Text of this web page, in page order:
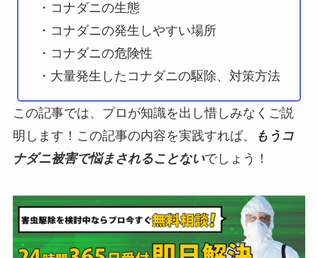
・コナダニの生態
・コナダニの発生しやすい場所
・コナダニの危険性
・大量発生したコナダニの駆除、対策方法
この記事では、プロが知識を出し惜しみなくご説
明します！この記事の内容を実践すれば、
もうコ
ナダニ被害で悩まされることないでしょう！